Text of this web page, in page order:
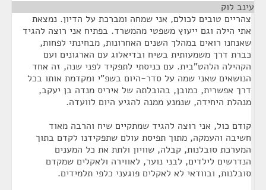
עינב לוק
צהריים טובים לכולם, אני שמחה ומברכת על הדיון. נמצאת
אתי הילה וגם ייעוץ משפטי מהמשרד. בפתיח אני רוצה להגיד
שאנחנו רואים במהלך השנים האחרונות, מבחינתי לפחות,
כברת דרך משמעותית בשיח ובדיאלוג עם הארגונים ועם
הקהילה הלהט"בית. עם כניסתי לתפקיד לפני שנה, זה אחד
הנושאים שאני שמה על סדר-היום בשפ"י ומקדמת אותו בכל
דרך אפשרית, כמובן, בהובלתה של איריס מנדה בן יעקב,
מנהלת היחידה, שנמנע ממנה להגיע היום לוועדה.
קודם כול, אני רוצה להגיד שמתקיים שיח והרבה מאוד
חשיבה והעמקה, מתוך תפיסת עולם שתפקידנו לקדם בתוך
המערכת סובלנות, קבלה, שוויון ולתת את כל המענים
הנדרשים לילדים, לבני נוער, לאווירה ולאקלים שמקדם
סובלנות, ובוודאי לא לאקלים פוגעני כלפי תלמידים.